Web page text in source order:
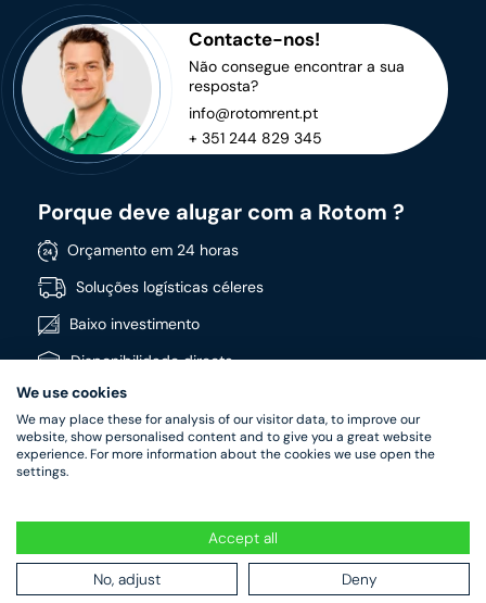
Contacte-nos!
Não consegue encontrar a sua
resposta?
info@rotomrent.pt
+ 351 244 829 345
Porque deve alugar com a Rotom ?
Orçamento em 24 horas
Soluções logísticas céleres
Baixo investimento
Disponibilidade directa
Vasta gama de produtos
Produtos de alta qualidade
RotomRent Copyright 2022.|Política de privacidade
We use cookies
We may place these for analysis of our visitor data, to improve our
website, show personalised content and to give you a great website
experience. For more information about the cookies we use open the
settings.
Accept all
No, adjust Deny